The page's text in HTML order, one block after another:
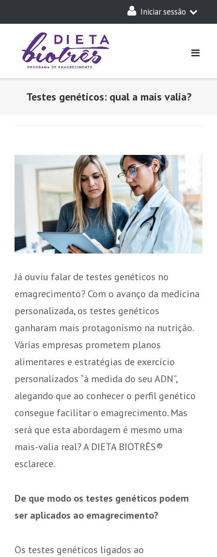
Iniciar sessão
Testes genéticos: qual a mais valia?
Já ouviu falar de testes genéticos no
emagrecimento? Com o avanço da medicina
personalizada, os testes genéticos
ganharam mais protagonismo na nutrição.
Várias empresas prometem planos
alimentares e estratégias de exercício
personalizados “à medida do seu ADN”,
alegando que ao conhecer o perfil genético
consegue facilitar o emagrecimento. Mas
será que esta abordagem é mesmo uma
mais-valia real? A DIETA BIOTRÊS®
esclarece.
De que modo os testes genéticos podem
ser aplicados ao emagrecimento?
Os testes genéticos ligados ao